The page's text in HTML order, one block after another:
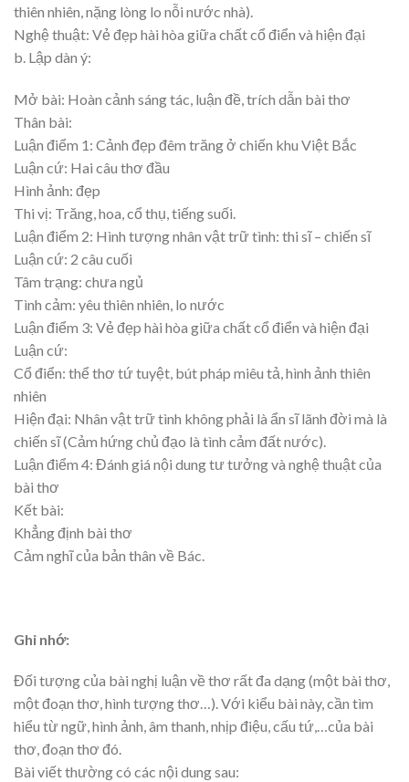
thiên nhiên, nặng lòng lo nỗi nước nhà).
Nghệ thuật: Vẻ đẹp hài hòa giữa chất cổ điển và hiện đại
b. Lập dàn ý:
Mở bài: Hoàn cảnh sáng tác, luận đề, trích dẫn bài thơ
Thân bài:
Luận điểm 1: Cảnh đẹp đêm trăng ở chiến khu Việt Bắc
Luận cứ: Hai câu thơ đầu
Hình ảnh: đẹp
Thi vị: Trăng, hoa, cổ thụ, tiếng suối.
Luận điểm 2: Hình tượng nhân vật trữ tình: thi sĩ – chiến sĩ
Luận cứ: 2 câu cuối
Tâm trạng: chưa ngủ
Tình cảm: yêu thiên nhiên, lo nước
Luận điểm 3: Vẻ đẹp hài hòa giữa chất cổ điển và hiện đại
Luận cứ:
Cổ điển: thể thơ tứ tuyệt, bút pháp miêu tả, hình ảnh thiên
nhiên
Hiện đại: Nhân vật trữ tình không phải là ẩn sĩ lãnh đời mà là
chiến sĩ (Cảm hứng chủ đạo là tình cảm đất nước).
Luận điểm 4: Đánh giá nội dung tư tưởng và nghệ thuật của
bài thơ
Kết bài:
Khẳng định bài thơ
Cảm nghĩ của bản thân về Bác.
Ghi nhớ:
Đối tượng của bài nghị luận về thơ rất đa dạng (một bài thơ,
một đoạn thơ, hình tượng thơ…). Với kiểu bài này, cần tìm
hiểu từ ngữ, hình ảnh, âm thanh, nhịp điệu, cấu tứ,…của bài
thơ, đoạn thơ đó.
Bài viết thường có các nội dung sau: